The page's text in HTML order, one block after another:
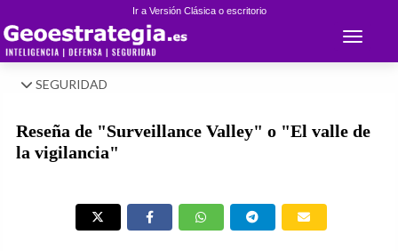
Ir a Versión Clásica o escritorio
Toggle
SEGURIDAD
Reseña de "Surveillance Valley" o "El valle de
la vigilancia"